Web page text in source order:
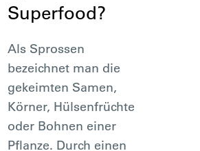
Superfood?
Als Sprossen
bezeichnet man die
gekeimten Samen,
Körner, Hülsenfrüchte
oder Bohnen einer
Pflanze. Durch einen